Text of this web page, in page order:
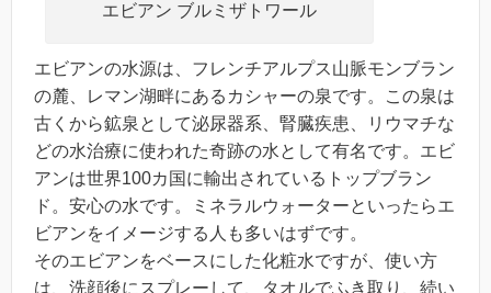
エビアン ブルミザトワール
エビアンの水源は、フレンチアルプス山脈モンブラン
の麓、レマン湖畔にあるカシャーの泉です。この泉は
古くから鉱泉として泌尿器系、腎臓疾患、リウマチな
どの水治療に使われた奇跡の水として有名です。エビ
アンは世界100カ国に輸出されているトップブラン
ド。安心の水です。ミネラルウォーターといったらエ
ビアンをイメージする人も多いはずです。
そのエビアンをベースにした化粧水ですが、使い方
は、洗顔後にスプレーして、タオルでふき取り、続い